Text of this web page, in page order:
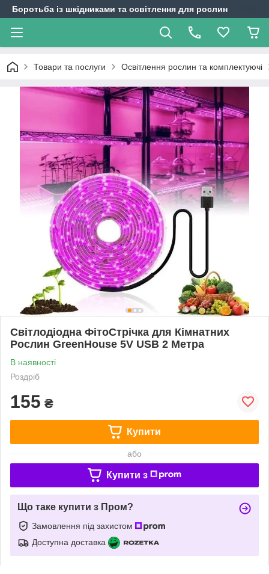
Боротьба із шкідниками та освітлення для рослин
Товари та послуги Освітлення рослин та комплектуючі
Світлодіодна ФітоСтрічка для Кімнатних
Рослин GreenHouse 5V USB 2 Метра
В наявності
Роздріб
155 ₴
Купити
або
Купити з
Що таке купити з Пром?
Замовлення під захистом
Доступна доставка